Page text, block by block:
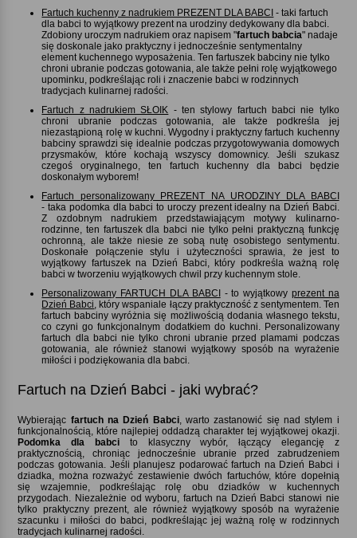
Fartuch kuchenny z nadrukiem PREZENT DLA BABCI - taki fartuch
dla babci to wyjątkowy prezent na urodziny dedykowany dla babci.
Zdobiony uroczym nadrukiem oraz napisem "fartuch babcia" nadaje
się doskonale jako praktyczny i jednocześnie sentymentalny
element kuchennego wyposażenia. Ten fartuszek babciny nie tylko
chroni ubranie podczas gotowania, ale także pełni rolę wyjątkowego
upominku, podkreślając roli i znaczenie babci w rodzinnych
tradycjach kulinarnej radości.
Fartuch z nadrukiem SŁOIK - ten stylowy fartuch babci nie tylko
chroni ubranie podczas gotowania, ale także podkreśla jej
niezastąpioną rolę w kuchni. Wygodny i praktyczny fartuch kuchenny
babciny sprawdzi się idealnie podczas przygotowywania domowych
przysmaków, które kochają wszyscy domownicy. Jeśli szukasz
czegoś oryginalnego, ten fartuch kuchenny dla babci będzie
doskonałym wyborem!
Fartuch personalizowany PREZENT NA URODZINY DLA BABCI
- taka podomka dla babci to uroczy prezent idealny na Dzień Babci.
Z ozdobnym nadrukiem przedstawiającym motywy kulinarno-
rodzinne, ten fartuszek dla babci nie tylko pełni praktyczną funkcję
ochronną, ale także niesie ze sobą nutę osobistego sentymentu.
Doskonałe połączenie stylu i użyteczności sprawia, że jest to
wyjątkowy fartuszek na Dzień Babci, który podkreśla ważną rolę
babci w tworzeniu wyjątkowych chwil przy kuchennym stole.
Personalizowany FARTUCH DLA BABCI- to wyjątkowy prezent na
Dzień Babci , który wspaniale łączy praktyczność z sentymentem. Ten
fartuch babciny wyróżnia się możliwością dodania własnego tekstu,
co czyni go funkcjonalnym dodatkiem do kuchni. Personalizowany
fartuch dla babci nie tylko chroni ubranie przed plamami podczas
gotowania, ale również stanowi wyjątkowy sposób na wyrażenie
miłości i podziękowania dla babci.
Fartuch na Dzień Babci - jaki wybrać
Wybierając fartuch na Dzień Babci, warto zastanowić się nad stylem i
funkcjonalnością, które najlepiej oddadzą charakter tej wyjątkowej okazji.
Podomka dla babcito klasyczny wybór, łączący elegancję z
praktycznością, chroniąc jednocześnie ubranie przed zabrudzeniem
podczas gotowania. Jeśli planujesz podarować fartuch na Dzień Babci i
dziadka, można rozważyć zestawienie dwóch fartuchów, które dopełnią
się wzajemnie, podkreślając rolę obu dziadków w kuchennych
przygodach. Niezależnie od wyboru, fartuch na Dzień Babci stanowi nie
tylko praktyczny prezent, ale również wyjątkowy sposób na wyrażenie
szacunku i miłości do babci, podkreślając jej ważną rolę w rodzinnych
tradycjach kulinarnej radości.